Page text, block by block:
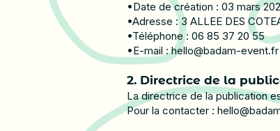
•Date de création : 03 mars
•Adresse : 3 ALLEE DES
•Téléphone : 06 85 37 20 55
•E-mail :hello@badam-event.fr
2. Directrice de la
La directrice de la publication
Pour la contacter :